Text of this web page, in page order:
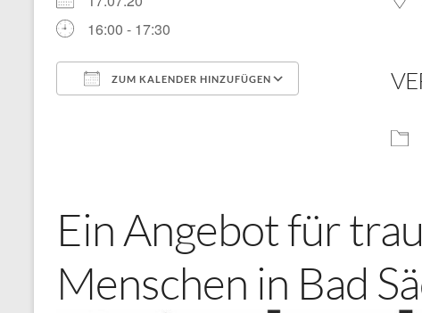
16:00 - 17:30
ZUM KALENDER HINZUFÜGEN
Ein Angebot für
Menschen in Bad